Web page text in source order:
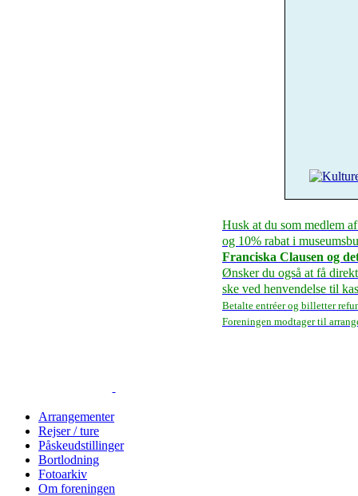
Husk at du som medlem
og 10% rabat i
Franciska Clausen og
Ønsker du også at få
ske ved henvendelse til
Betalte entréer og billetter
Foreningen modtager til
Arrangementer
Rejser / ture
Påskeudstillinger
Bortlodning
Fotoarkiv
Om foreningen